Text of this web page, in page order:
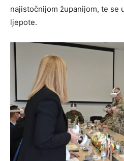
najistočnijom županijom, te se
ljepote.